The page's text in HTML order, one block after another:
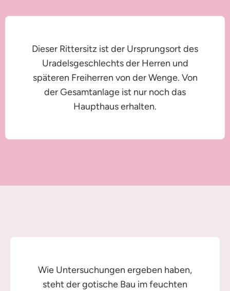
Dieser Rittersitz ist der Ursprungsort des
Uradelsgeschlechts der Herren und
späteren Freiherren von der Wenge. Von
der Gesamtanlage ist nur noch das
Haupthaus erhalten.
Wie Untersuchungen ergeben haben,
steht der gotische Bau im feuchten